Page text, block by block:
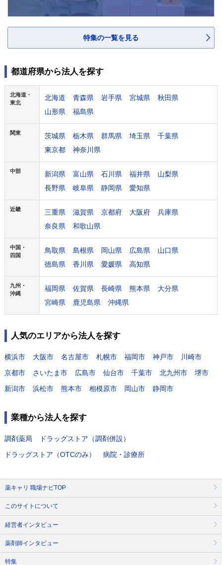
特集の一覧を見る
都道府県から法人を探す
北海道・
東北
北海道 青森県 岩手県 宮城県
秋田県
山形県
福島県
関東 茨城県 栃木県 群馬県 埼玉県
千葉県
東京都
神奈川県
中部 新潟県 富山県 石川県 福井県
山梨県
長野県
岐阜県 静岡県 愛知県
近畿 三重県 滋賀県 京都府 大阪府
兵庫県
奈良県
和歌山県
中国・
四国
鳥取県 島根県 岡山県 広島県
山口県
徳島県
香川県 愛媛県 高知県
九州・
沖縄
福岡県 佐賀県 長崎県 熊本県
大分県
宮崎県
鹿児島県 沖縄県
人気のエリアから法人を探す
横浜市 大阪市 名古屋市 札幌市 福岡市 神戸市
川崎市
京都市
さいたま市 広島市 仙台市 千葉市 北九州市
堺市
新潟市
浜松市 熊本市 相模原市 岡山市 静岡市
業種から法人を探す
調剤薬局
ドラッグストア（調剤併設）
ドラッグストア（OTCのみ）
病院・診療所
薬キャリ 職場ナビTOP
このサイトについて
経営者インタビュー
薬剤師インタビュー
特集